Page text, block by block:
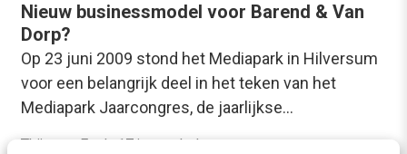
Nieuw businessmodel voor Barend & Van
Dorp?
Op 23 juni 2009 stond het Mediapark in Hilversum
voor een belangrijk deel in het teken van het
Mediapark Jaarcongres, de jaarlijkse…
Thijs van Exel 17 jaar geleden